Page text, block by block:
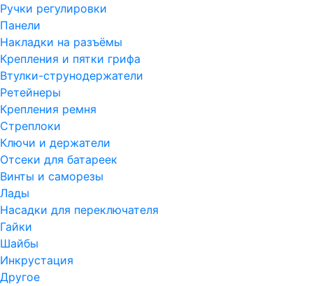
Ручки регулировки
Панели
Накладки на разъёмы
Крепления и пятки грифа
Втулки-струнодержатели
Ретейнеры
Крепления ремня
Стреплоки
Ключи и держатели
Отсеки для батареек
Винты и саморезы
Лады
Насадки для переключателя
Гайки
Шайбы
Инкрустация
Другое